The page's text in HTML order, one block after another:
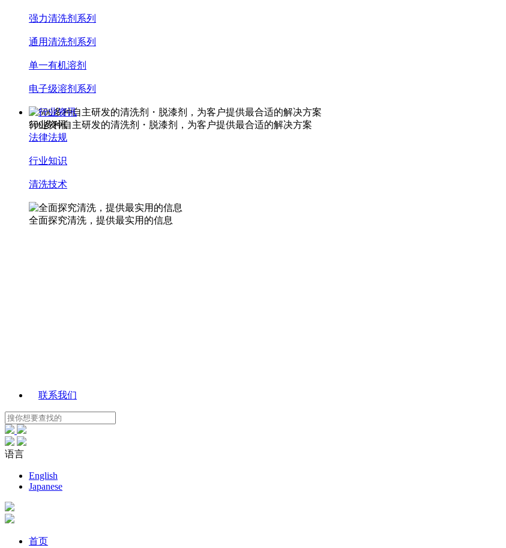
强力清洗剂系列
通用清洗剂系列
单一有机溶剂
电子级溶剂系列
500多种自主研发的清洗剂・脱漆剂，为客户提供最合适的解决方案
行业资讯
行业资讯
法律法规
行业知识
清洗技术
全面探究清洗，提供最实用的信息
联系我们
语言
English
Japanese
首页